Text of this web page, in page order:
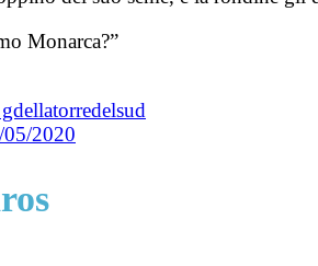
Monarca?”
05/2020